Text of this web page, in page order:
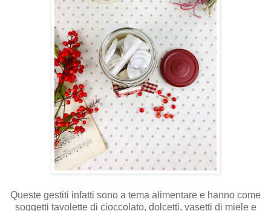
Queste gestiti infatti sono a tema alimentare e hanno come
soggetti tavolette di cioccolato, dolcetti, vasetti di miele e